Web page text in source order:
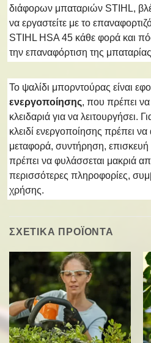
διάφορων μπαταριών STIHL,
να εργαστείτε με το
STIHL HSA 45 κάθε φορά και
την επαναφόρτιση της
Το ψαλίδι μπορντούρας είναι
ενεργοποίησης, που πρέπει να
κλειδαριά για να λειτουργήσει.
κλειδί ενεργοποίησης πρέπει να
μεταφορά, συντήρηση, επισκευή
πρέπει να φυλάσσεται μακριά
περισσότερες πληροφορίες,
χρήσης.
ΣΧΕΤΙΚΑ ΠΡΟΪΟΝΤΑ